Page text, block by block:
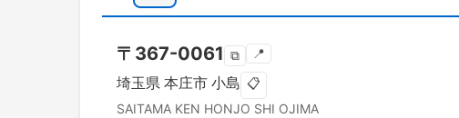
〒 367-0061 ⧉ 📍
埼玉県 本庄市 小島 📋
SAITAMA KEN HONJO SHI OJIMA